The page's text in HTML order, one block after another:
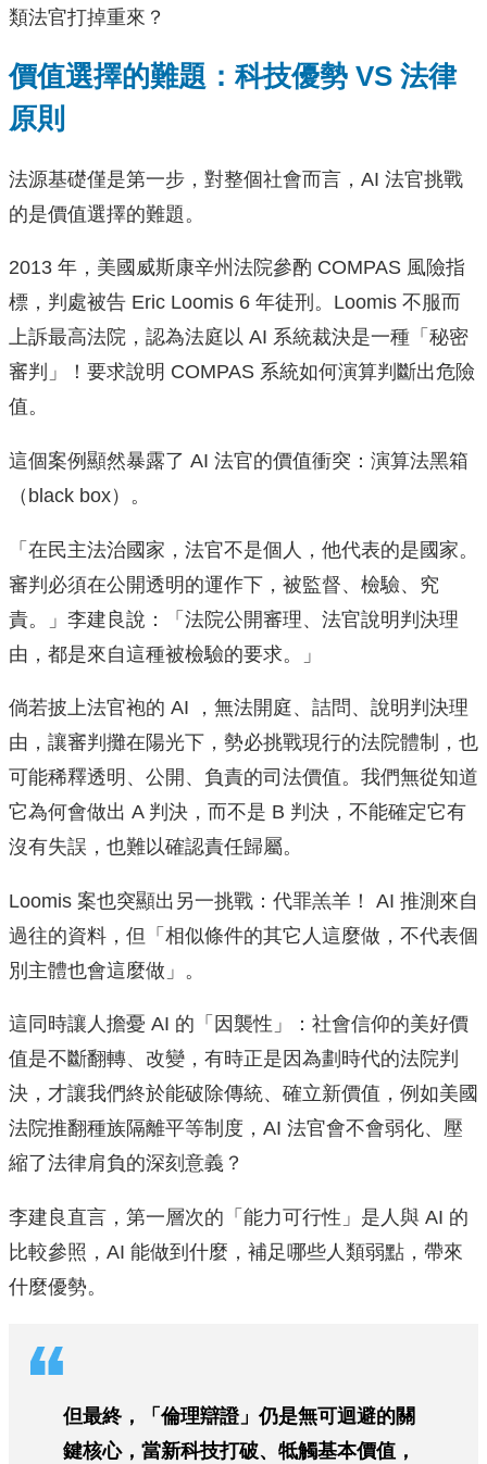
類法官打掉重來？
價值選擇的難題：科技優勢 VS 法律
原則
法源基礎僅是第一步，對整個社會而言，AI 法官挑戰
的是價值選擇的難題。
2013 年，美國威斯康辛州法院參酌 COMPAS 風險指
標，判處被告 Eric Loomis 6 年徒刑。Loomis 不服而
上訴最高法院，認為法庭以 AI 系統裁決是一種「秘密
審判」！要求說明 COMPAS 系統如何演算判斷出危險
值。
這個案例顯然暴露了 AI 法官的價值衝突：演算法黑箱
（black box）。
「在民主法治國家，法官不是個人，他代表的是國家。
審判必須在公開透明的運作下，被監督、檢驗、究
責。」李建良說：「法院公開審理、法官說明判決理
由，都是來自這種被檢驗的要求。」
倘若披上法官袍的 AI ，無法開庭、詰問、說明判決理
由，讓審判攤在陽光下，勢必挑戰現行的法院體制，也
可能稀釋透明、公開、負責的司法價值。我們無從知道
它為何會做出 A 判決，而不是 B 判決，不能確定它有
沒有失誤，也難以確認責任歸屬。
Loomis 案也突顯出另一挑戰：代罪羔羊！ AI 推測來自
過往的資料，但「相似條件的其它人這麼做，不代表個
別主體也會這麼做」。
這同時讓人擔憂 AI 的「因襲性」：社會信仰的美好價
值是不斷翻轉、改變，有時正是因為劃時代的法院判
決，才讓我們終於能破除傳統、確立新價值，例如美國
法院推翻種族隔離平等制度，AI 法官會不會弱化、壓
縮了法律肩負的深刻意義？
李建良直言，第一層次的「能力可行性」是人與 AI 的
比較參照，AI 能做到什麼，補足哪些人類弱點，帶來
什麼優勢。
但最終，「倫理辯證」仍是無可迴避的關
鍵核心，當新科技打破、牴觸基本價值，